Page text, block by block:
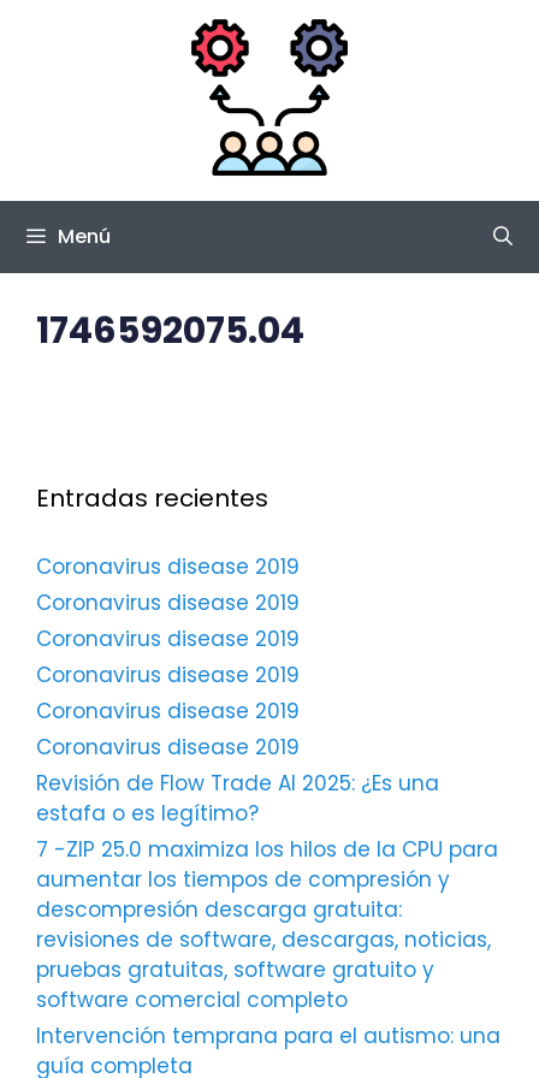
Menú
1746592075.04
Entradas recientes
Coronavirus disease 2019
Coronavirus disease 2019
Coronavirus disease 2019
Coronavirus disease 2019
Coronavirus disease 2019
Coronavirus disease 2019
Revisión de Flow Trade AI 2025: ¿Es una
estafa o es legítimo?
7 -ZIP 25.0 maximiza los hilos de la CPU para
aumentar los tiempos de compresión y
descompresión descarga gratuita:
revisiones de software, descargas, noticias,
pruebas gratuitas, software gratuito y
software comercial completo
Intervención temprana para el autismo: una
guía completa